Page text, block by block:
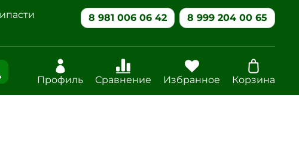
8 981 006 06 42 8 999 204 00 65
Профиль Сравнение Избранное Корзина